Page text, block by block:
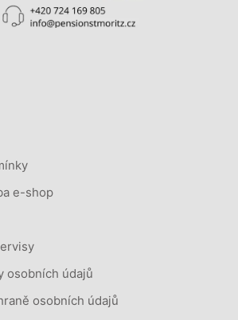
e-shop
osobních údajů
osobních údajů